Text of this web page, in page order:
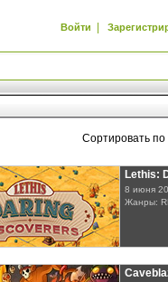
Войти |
Сортировать по
Lethis:
8 июня
Жанры: